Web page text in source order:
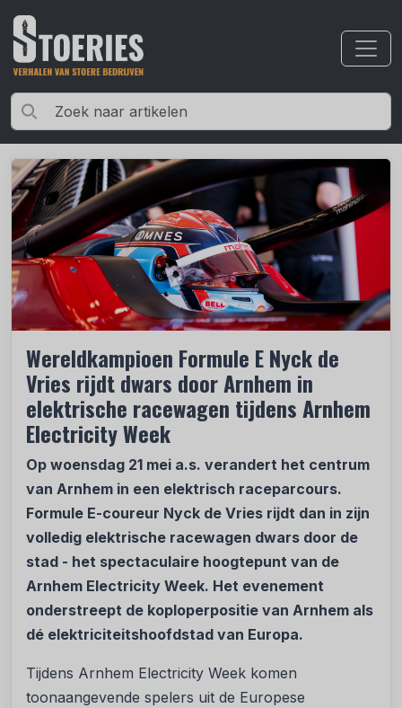
Wereldkampioen Formule E Nyck de
Vries rijdt dwars door Arnhem in
elektrische racewagen tijdens Arnhem
Electricity Week
Op woensdag 21 mei a.s. verandert het centrum
van Arnhem in een elektrisch raceparcours.
Formule E-coureur Nyck de Vries rijdt dan in zijn
volledig elektrische racewagen dwars door de
stad - het spectaculaire hoogtepunt van de
Arnhem Electricity Week. Het evenement
onderstreept de koploperpositie van Arnhem als
dé elektriciteitshoofdstad van Europa.
Tijdens Arnhem Electricity Week komen
toonaangevende spelers uit de Europese